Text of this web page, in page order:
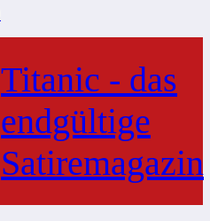
Titanic - das
endgültige
Satiremagazin